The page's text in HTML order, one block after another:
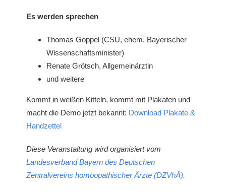
Es werden sprechen
Thomas Goppel (CSU, ehem. Bayerischer
Wissenschaftsminister)
Renate Grötsch, Allgemeinärztin
und weitere
Kommt in weißen Kitteln, kommt mit Plakaten und
macht die Demo jetzt bekannt: Download Plakate &
Handzettel
Diese Veranstaltung wird organisiert vom
Landesverband Bayern des Deutschen
Zentralvereins homöopathischer Ärzte (DZVhÄ).